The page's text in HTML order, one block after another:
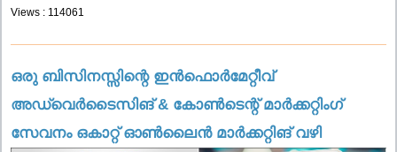
Views : 114061
ഒരു ബിസിനസ്സിന്റെ ഇൻഫൊർമേറ്റീവ്
അഡ്വെർടൈസിങ് & കോൺടെന്റ് മാർക്കറ്റിംഗ്
സേവനം ഒകാറ്റ് ഓൺലൈൻ മാർക്കറ്റിങ് വഴി